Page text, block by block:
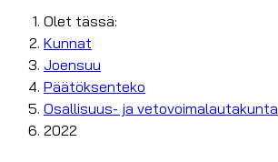
Olet tässä:
Kunnat
Joensuu
Päätöksenteko
Osallisuus- ja vetovoimalautakunta
2022